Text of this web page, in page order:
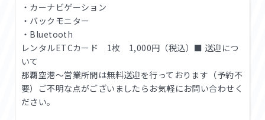
・カーナビゲーション
・バックモニター
・Bluetooth
レンタルETCカード 1枚 1,000円（税込）■ 送迎につ
いて
那覇空港〜営業所間は無料送迎を行っております（予約不
要）ご不明な点がございましたらお気軽にお問い合わせく
ださい。